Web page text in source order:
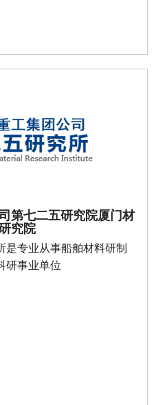
第七二五研究院厦门材
究院
是专业从事船舶材料研制
研事业单位